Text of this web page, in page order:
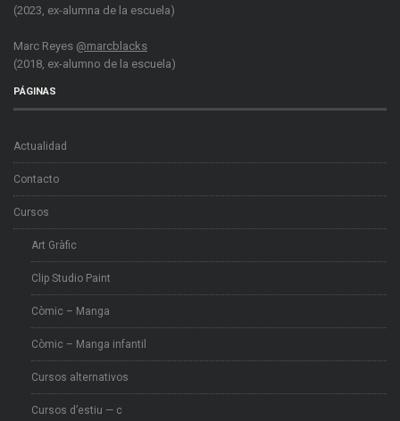
(2023, ex-alumna de la escuela)
Marc Reyes @marcblacks
(2018, ex-alumno de la escuela)
PÁGINAS
Actualidad
Contacto
Cursos
Art Gràfic
Clip Studio Paint
Còmic – Manga
Còmic – Manga infantil
Cursos alternativos
Cursos d’estiu — c